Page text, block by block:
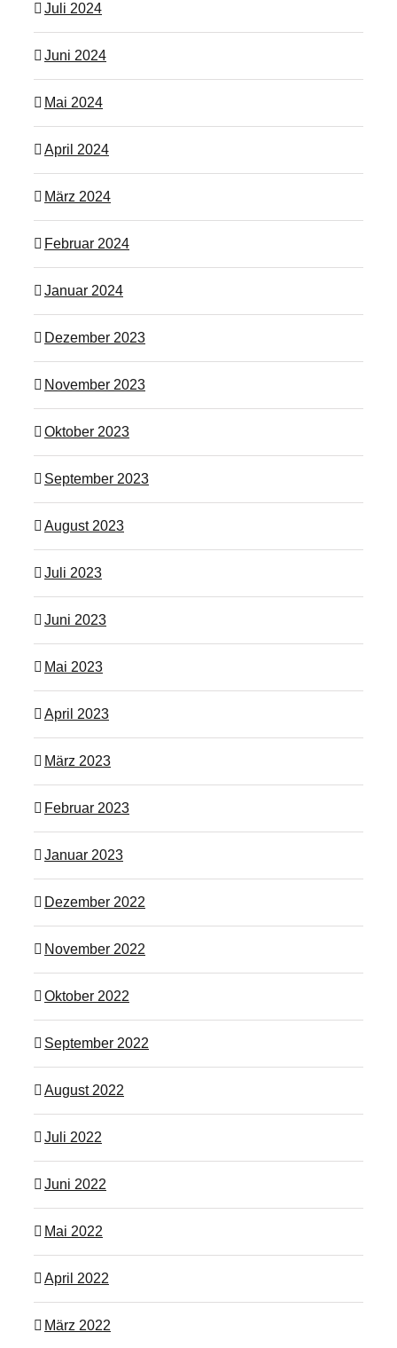
Juli 2024
Juni 2024
Mai 2024
April 2024
März 2024
Februar 2024
Januar 2024
Dezember 2023
November 2023
Oktober 2023
September 2023
August 2023
Juli 2023
Juni 2023
Mai 2023
April 2023
März 2023
Februar 2023
Januar 2023
Dezember 2022
November 2022
Oktober 2022
September 2022
August 2022
Juli 2022
Juni 2022
Mai 2022
April 2022
März 2022